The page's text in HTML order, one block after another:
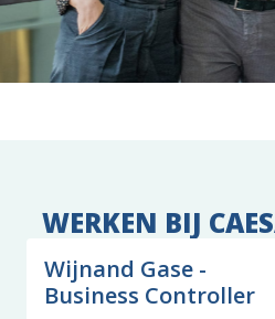
WERKEN BIJ
Wijnand Gase -
Business Controller